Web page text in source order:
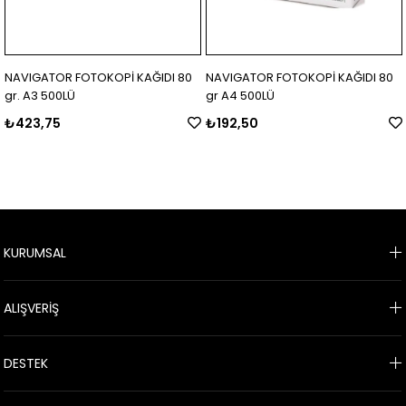
NAVIGATOR FOTOKOPİ KAĞIDI 80
gr. A3 500LÜ
₺423,75
NAVIGATOR FOTOKOPİ KAĞIDI 80
gr A4 500LÜ
₺192,50
KURUMSAL
ALIŞVERİŞ
DESTEK